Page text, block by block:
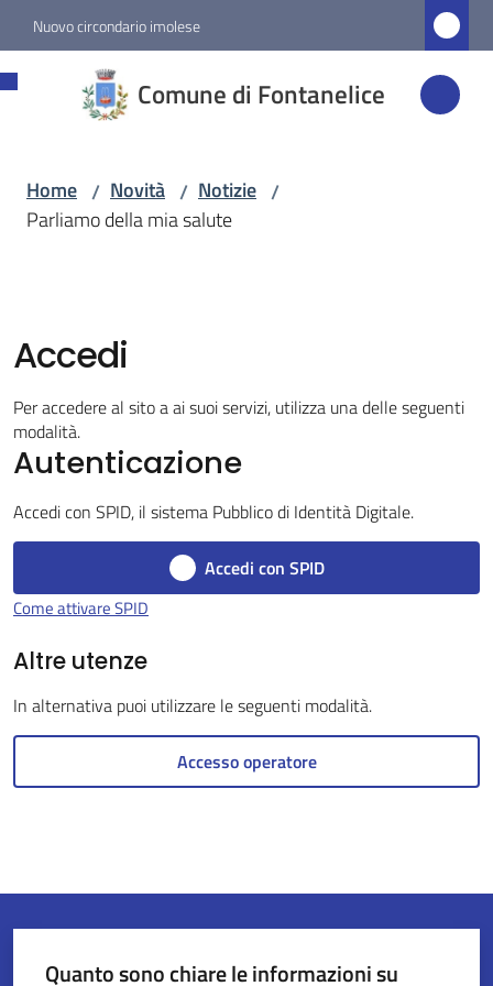
Vai al contenuto
Vai alla navigazione
Vai al footer
Nuovo circondario imolese
Comune di Fontanelice
Fontanelice
Amministrazione
Servizi
Vivere
Fontanelice
Servizi
on-
line
Tutti
Home / Novità / Notizie /
Parliamo della mia salute
Accedi
Per accedere al sito a ai suoi servizi, utilizza una delle seguenti
modalità.
Autenticazione
Accedi con SPID, il sistema Pubblico di Identità Digitale.
Accedi con SPID
Come attivare SPID
Altre utenze
In alternativa puoi utilizzare le seguenti modalità.
Accesso operatore
Quanto sono chiare le informazioni su